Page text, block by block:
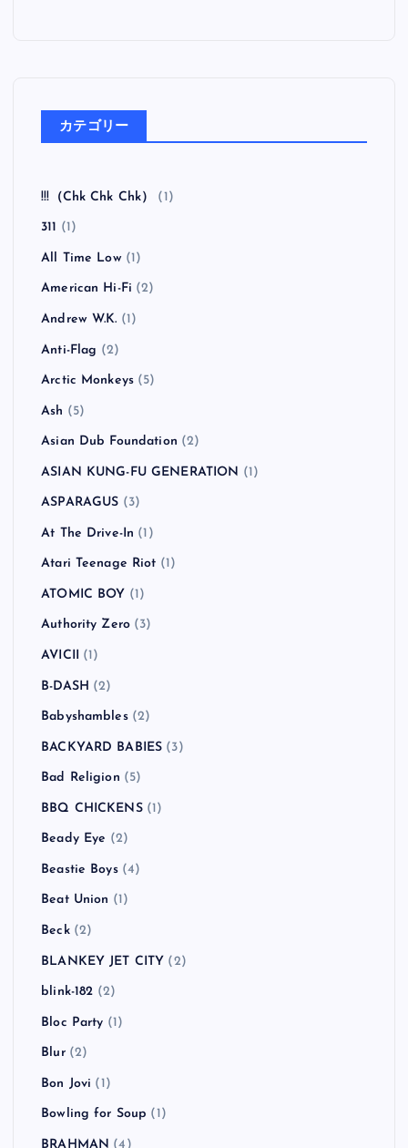
カテゴリー
!!!（Chk Chk Chk） (1)
311 (1)
All Time Low(1)
American Hi-Fi (2)
Andrew W.K. (1)
Anti-Flag (2)
Arctic Monkeys (5)
Ash (5)
Asian Dub Foundation (2)
ASIAN KUNG-FU GENERATION (1)
ASPARAGUS (3)
At The Drive-In (1)
Atari Teenage Riot (1)
ATOMIC BOY (1)
Authority Zero (3)
AVICII (1)
B-DASH (2)
Babyshambles(2)
BACKYARD BABIES (3)
Bad Religion (5)
BBQ CHICKENS(1)
Beady Eye (2)
Beastie Boys(4)
Beat Union (1)
Beck(2)
BLANKEY JET CITY (2)
blink-182 (2)
Bloc Party (1)
Blur(2)
Bon Jovi (1)
Bowling for Soup (1)
BRAHMAN (4)